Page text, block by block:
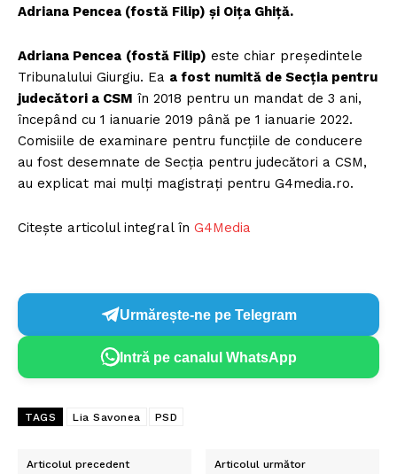
Adriana Pencea (fostă Filip) și Oiţa Ghiţă.
Adriana Pencea (fostă Filip) este chiar preşedintele
Tribunalului Giurgiu. Ea a fost numită de Secţia pentru
judecători a CSM în 2018 pentru un mandat de 3 ani,
începând cu 1 ianuarie 2019 până pe 1 ianuarie 2022.
Comisiile de examinare pentru funcţiile de conducere
au fost desemnate de Secţia pentru judecători a CSM,
au explicat mai mulţi magistraţi pentru G4media.ro.
Citește articolul integral în G4Media
Urmărește-ne pe Telegram
Intră pe canalul WhatsApp
TAGS Lia Savonea PSD
Articolul precedent Articolul următor